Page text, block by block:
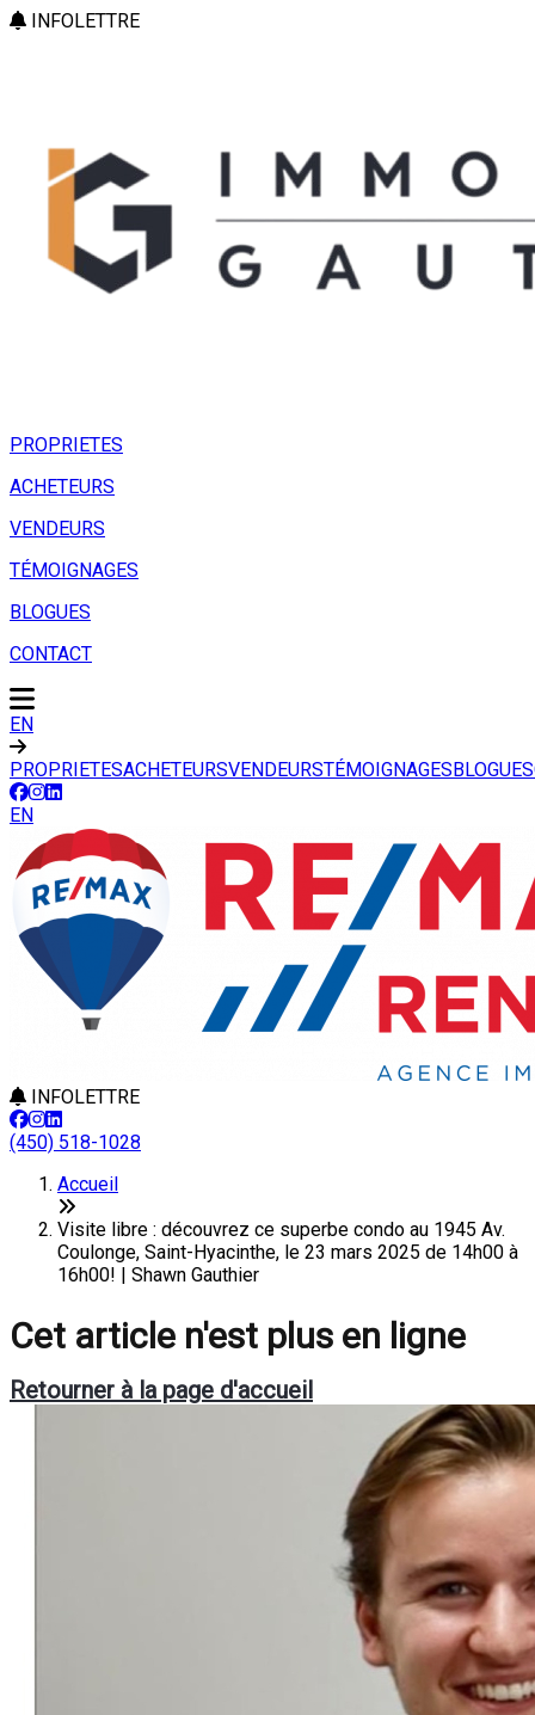
INFOLETTRE
PROPRIETES
ACHETEURS
VENDEURS
TÉMOIGNAGES
BLOGUES
CONTACT
EN
PROPRIETESACHETEURSVENDEURSTÉMOIGNAGESBLOGUES
EN
INFOLETTRE
(450) 518-1028
Accueil
Visite libre : découvrez ce superbe condo au 1945 Av.
Coulonge, Saint-Hyacinthe, le 23 mars 2025 de 14h00 à
16h00! | Shawn Gauthier
Cet article n'est plus en ligne
Retourner à la page d'accueil